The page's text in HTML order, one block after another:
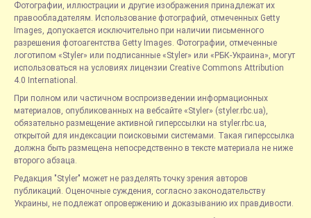
Фотографии, иллюстрации и другие изображения принадлежат их
правообладателям. Использование фотографий, отмеченных Getty
Images, допускается исключительно при наличии письменного
разрешения фотоагентства Getty Images. Фотографии, отмеченные
логотипом «Styler» или подписанные «Styler» или «РБК-Украина», могут
использоваться на условиях лицензии Creative Commons Attribution
4.0 International.
При полном или частичном воспроизведении информационных
материалов, опубликованных на вебсайте «Styler» (styler.rbc.ua),
обязательно размещение активной гиперссылки на styler.rbc.ua,
открытой для индексации поисковыми системами. Такая гиперссылка
должна быть размещена непосредственно в тексте материала не ниже
второго абзаца.
Редакция "Styler" может не разделять точку зрения авторов
публикаций. Оценочные суждения, согласно законодательству
Украины, не подлежат опровержению и доказыванию их правдивости.